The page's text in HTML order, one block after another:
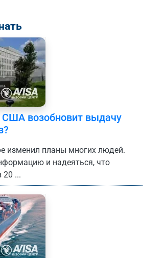
США возобновит выдачу
изменил планы многих людей.
и надеяться, что
20 ...